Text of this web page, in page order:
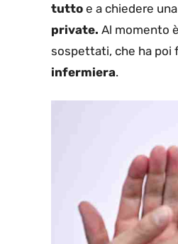
tutto e a chiedere
private. Al momento
sospettati, che ha poi
infermiera.